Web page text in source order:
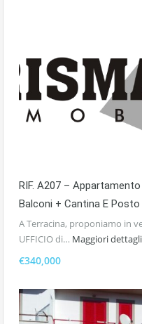
RIF. A207 –
Balconi + Cantina E
A Terracina, proponiamo in
UFFICIO di… Maggiori dettagli
€340,000